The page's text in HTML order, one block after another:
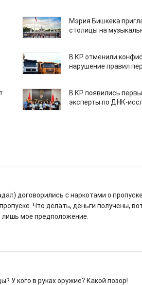
Мэрия Бишкека
столицы на
В КР отменили
нарушение правил
В КР появились
эксперты по ДНК-
договорились с наркотами о
Что делать, деньги получены,
мое предположение.
У кого в руках оружие? Какой позор!